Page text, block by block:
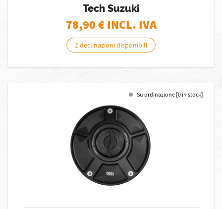
Tech Suzuki
78,90€ INCL. IVA
2 declinazioni disponibili
Su ordinazione [0 in stock]